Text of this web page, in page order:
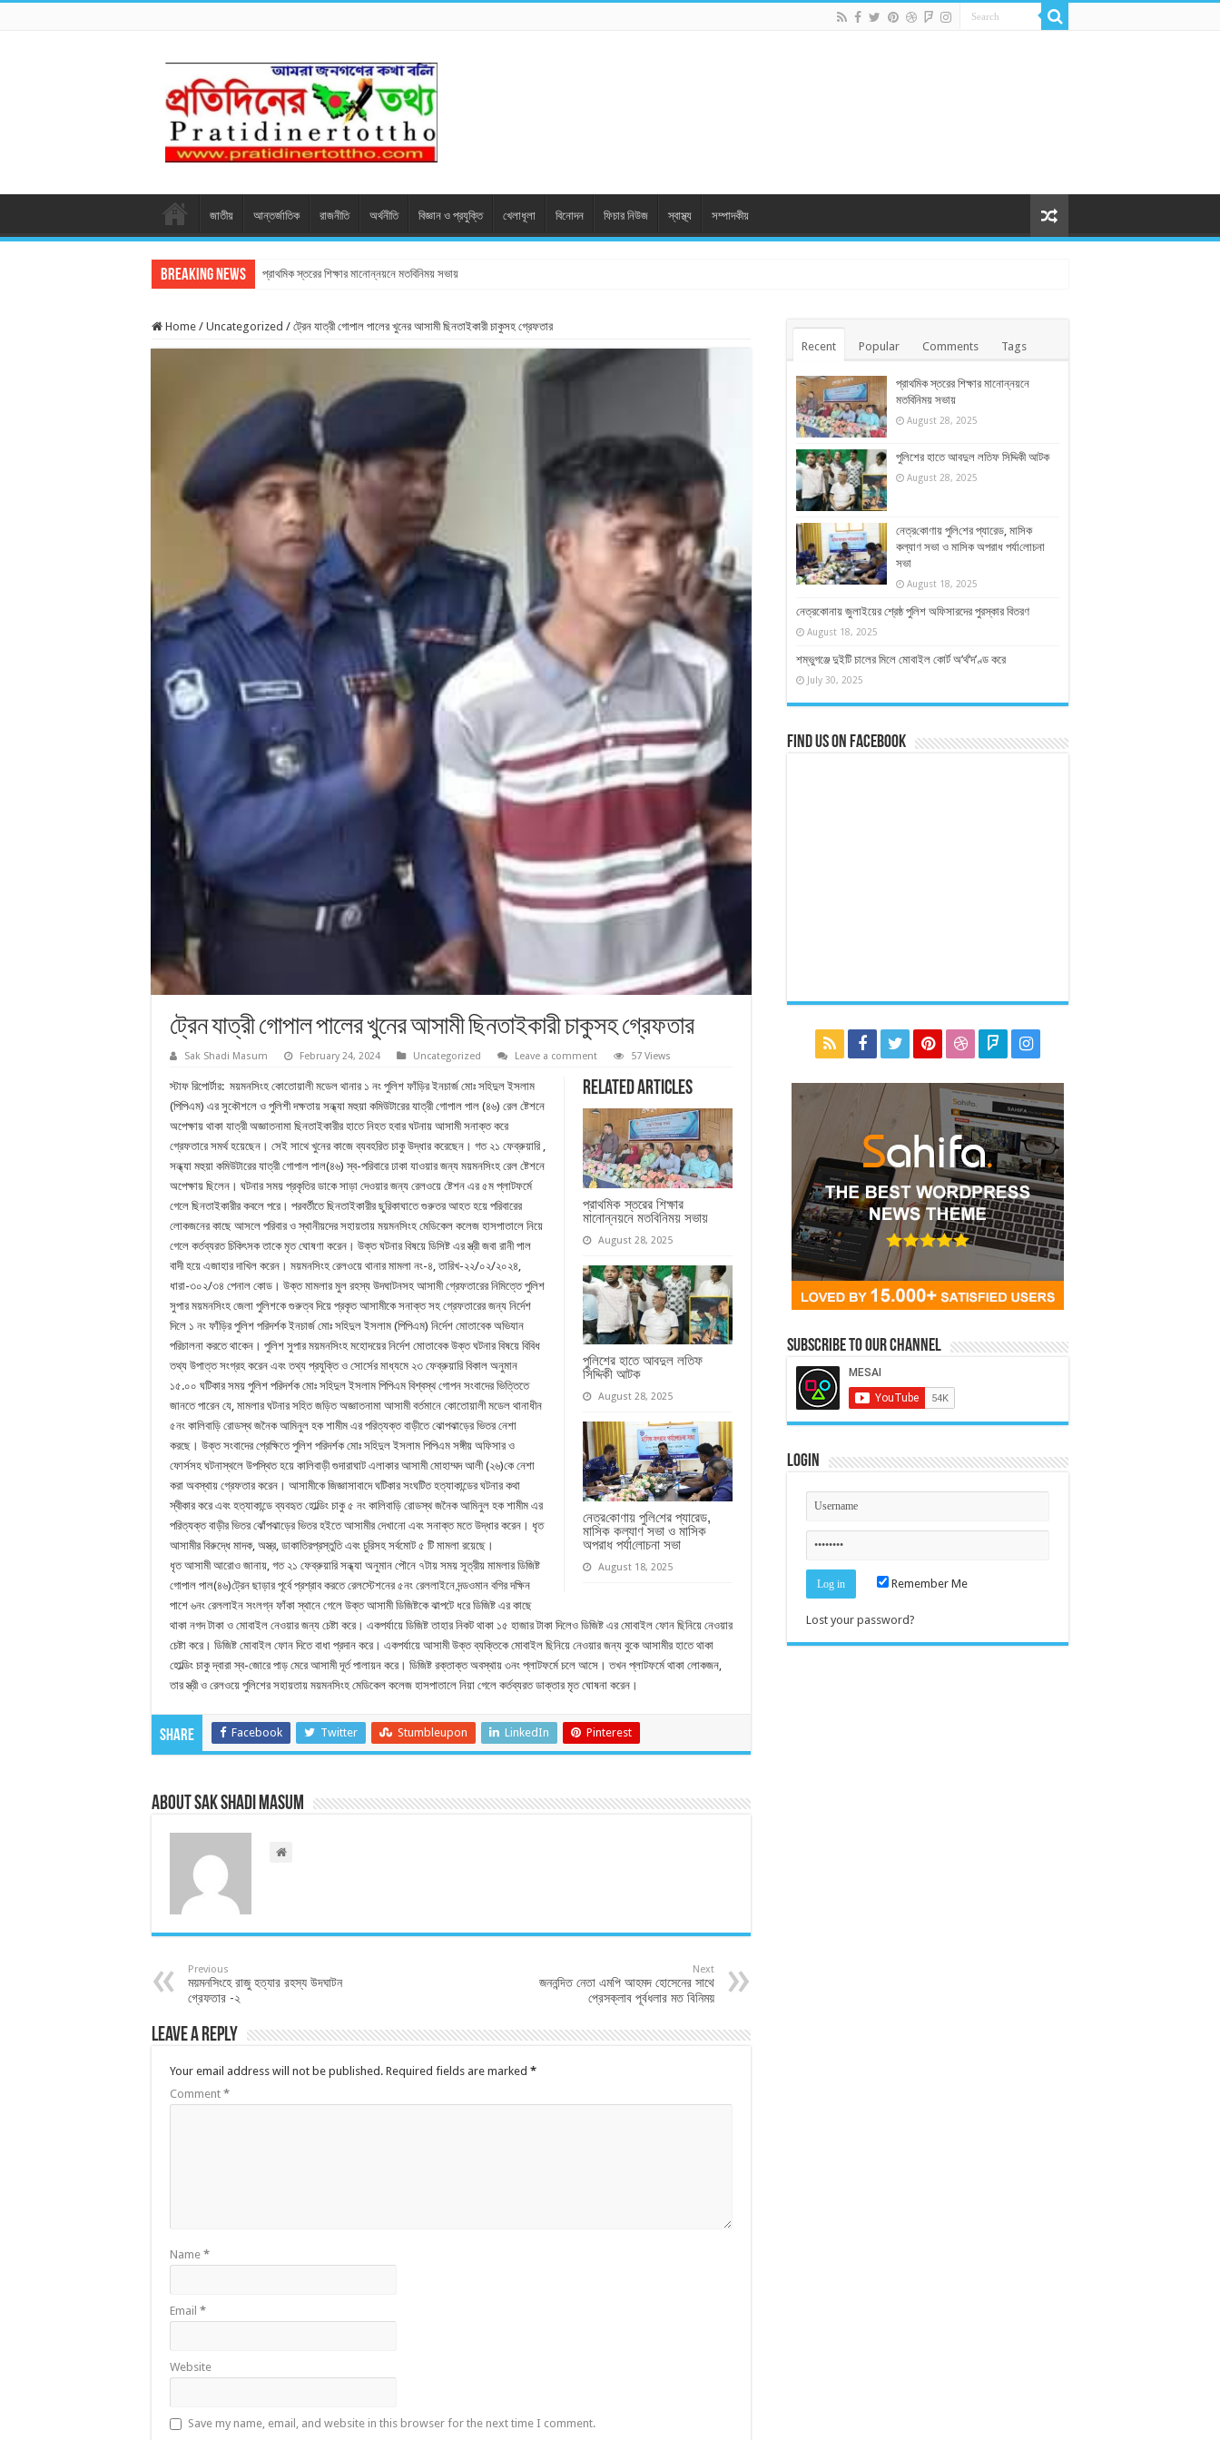
জাতীয় আন্তর্জাতিক রাজনীতি অর্থনীতি বিজ্ঞান ও প্রযুক্তি খেলাধূলা বিনোদন ফিচার নিউজ স্বাস্থ্য সম্পাদকীয়
Breaking News প্রাথমিক স্তরের শিক্ষার মানোন্নয়নে মতবিনিময় সভায়
Home / Uncategorized / ট্রেন যাত্রী গোপাল পালের খুনের আসামী ছিনতাইকারী চাকুসহ গ্রেফতার
ট্রেন যাত্রী গোপাল পালের খুনের আসামী ছিনতাইকারী চাকুসহ গ্রেফতার
Sak Shadi Masum February 24, 2024 Uncategorized Leave a comment 57 Views
Related Articles
প্রাথমিক স্তরের শিক্ষার
মানোন্নয়নে মতবিনিময় সভায়
August 28, 2025
পুলিশের হাতে আবদুল লতিফ
সিদ্দিকী আটক
August 28, 2025
নেত্র‌কোণায় পু‌লি‌শের প্যারেড,
মাসিক কল্যাণ সভা ও মাসিক
অপরাধ পর্যা‌লোচনা সভা
August 18, 2025
স্টাফ রিপোর্টার: ময়মনসিংহ কোতোয়ালী মডেল থানার ১ নং পুলিশ ফাঁড়ির ইনচার্জ মোঃ সহিদুল ইসলাম
(পিপিএম) এর সুকৌশলে ও পুলিশী দক্ষতায় সন্ধ্যা মহুয়া কমিউটারের যাত্রী গোপাল পাল (৪৬) রেল ষ্টেশনে
অপেক্ষায় থাকা যাত্রী অজ্ঞাতনামা ছিনতাইকারীর হাতে নিহত হবার ঘটনায় আসামী সনাক্ত করে
গ্রেফতারে সমর্থ হয়েছেন। সেই সাথে খুনের কাজে ব্যবহরিত চাকু উদ্ধার করেছেন। গত ২১ ফেব্রুয়ারি ,
সন্ধ্যা মহুয়া কমিউটারের যাত্রী গোপাল পাল(৪৬) স্ব-পরিবারে ঢাকা যাওয়ার জন্য ময়মনসিংহ রেল ষ্টেশনে
অপেক্ষায় ছিলেন। ঘটনার সময় প্রকৃতির ডাকে সাড়া দেওয়ার জন্য রেলওয়ে ষ্টেশন এর ৫ম প্লাটফর্মে
গেলে ছিনতাইকারীর কবলে পরে। পরবর্তীতে ছিনতাইকারীর ছুরিকাঘাতে গুরুতর আহত হয়ে পরিবারের
লোকজনের কাছে আসলে পরিবার ও স্থানীয়দের সহায়তায় ময়মনসিংহ মেডিকেল কলেজ হাসপাতালে নিয়ে
গেলে কর্তব্যরত চিকিৎসক তাকে মৃত ঘোষণা করেন। উক্ত ঘটনার বিষয়ে ডিসিষ্ট এর স্ত্রী জবা রানী পাল
বাদী হয়ে এজাহার দাখিল করেন। ময়মনসিংহ রেলওয়ে থানার মামলা নং-৪, তারিখ-২২/০২/২০২৪,
ধারা-৩০২/৩৪ পেনাল কোড। উক্ত মামলার মুল রহস্য উদঘাটনসহ আসামী গ্রেফতারের নিমিত্তে পুলিশ
সুপার ময়মনসিংহ জেলা পুলিশকে গুরুত্ব দিয়ে প্রকৃত আসামীকে সনাক্ত সহ গ্রেফতারের জন্য নির্দেশ
দিলে ১ নং ফাঁড়ির পুলিশ পরিদর্শক ইনচার্জ মোঃ সহিদুল ইসলাম (পিপিএম) নির্দেশ মোতাবেক অভিযান
পরিচালনা করতে থাকেন। পুলিশ সুপার ময়মনসিংহ মহোদয়ের নির্দেশ মোতাবেক উক্ত ঘটনার বিষয়ে বিবিধ
তথ্য উপাত্ত সংগ্রহ করেন এবং তথ্য প্রযুক্তি ও সোর্সের মাধ্যমে ২৩ ফেব্রুয়ারি বিকাল অনুমান
১৫.০০ ঘটিকার সময় পুলিশ পরিদর্শক মোঃ সহিদুল ইসলাম পিপিএম বিশ্বস্থ গোপন সংবাদের ভিত্তিতে
জানতে পারেন যে, মামলার ঘটনার সহিত জড়িত অজ্ঞাতনামা আসামী বর্তমানে কোতোয়ালী মডেল থানাধীন
৫নং কালিবাড়ি রোডস্থ জনৈক আমিনুল হক শামীম এর পরিত্যক্ত বাড়ীতে ঝোপঝাড়ের ভিতর নেশা
করছে। উক্ত সংবাদের প্রেক্ষিতে পুলিশ পরিদর্শক মোঃ সহিদুল ইসলাম পিপিএম সঙ্গীয় অফিসার ও
ফোর্সসহ ঘটনাস্থলে উপস্থিত হয়ে কালিবাড়ী গুদারাঘাট এলাকার আসামী মোহাম্মদ আলী (২৬)কে নেশা
করা অবস্থায় গ্রেফতার করেন। আসামীকে জিজ্ঞাসাবাদে ঘটিকার সংঘটিত হত্যাকান্ডের ঘটনার কথা
স্বীকার করে এবং হত্যাকান্ডে ব্যবহৃত হোল্ডিং চাকু ৫ নং কালিবাড়ি রোডস্থ জনৈক আমিনুল হক শামীম এর
পরিত্যক্ত বাড়ীর ভিতর ঝোঁপঝাড়ের ভিতর হইতে আসামীর দেখানো এবং সনাক্ত মতে উদ্ধার করেন। ধৃত
আসামীর বিরুদ্ধে মাদক, অস্ত্র, ডাকাতিরপ্রস্তুতি এবং চুরিসহ সর্বমোট ৫ টি মামলা রয়েছে।
ধৃত আসামী আরোও জানায়, গত ২১ ফেব্রুয়ারি সন্ধ্যা অনুমান পৌনে ৭টায় সময় সূত্রীয় মামলার ডিজিষ্ট
গোপাল পাল(৪৬)ট্রেন ছাড়ার পূর্বে প্রশ্রাব করতে রেলস্টেশনের ৫নং রেললাইনে দন্ডওমান বগির দক্ষিন
পাশে ৬নং রেললাইন সংলগ্ন ফাঁকা স্থানে গেলে উক্ত আসামী ডিজিষ্টকে ঝাপটে ধরে ডিজিষ্ট এর কাছে
থাকা নগদ টাকা ও মোবাইল নেওয়ার জন্য চেষ্টা করে। একপর্যায়ে ডিজিষ্ট তাহার নিকট থাকা ১৫ হাজার টাকা দিলেও ডিজিষ্ট এর মোবাইল ফোন ছিনিয়ে নেওয়ার
চেষ্টা করে। ডিজিষ্ট মোবাইল ফোন দিতে বাধা প্রদান করে। একপর্যায়ে আসামী উক্ত ব্যক্তিকে মোবাইল ছিনিয়ে নেওয়ার জন্য বুকে আসামীর হাতে থাকা
হোল্ডিং চাকু দ্বারা স্ব-জোরে পাড় মেরে আসামী দূর্ত পালায়ন করে। ডিজিষ্ট রক্তাক্ত অবস্থায় ৩নং প্লাটফর্মে চলে আসে। তখন প্লাটফর্মে থাকা লোকজন,
তার স্ত্রী ও রেলওয়ে পুলিশের সহায়তায় ময়মনসিংহ মেডিকেল কলেজ হাসপাতালে নিয়া গেলে কর্তব্যরত ডাক্তার মৃত ঘোষনা করেন।
Share Facebook Twitter Stumbleupon LinkedIn Pinterest
About Sak Shadi Masum
Previous
ময়মনসিংহে রাজু হত্যার রহস্য উদঘাটন
গ্রেফতার -২
Next
জননন্দিত নেতা এমপি আহমদ হোসেনের সাথে
প্রেসক্লাব পূর্বধলার মত বিনিময়
Leave a Reply
Your email address will not be published. Required fields are marked *
Comment *
Name *
Email *
Website
Save my name, email, and website in this browser for the next time I comment.
Recent Popular Comments Tags
প্রাথমিক স্তরের শিক্ষার মানোন্নয়নে
মতবিনিময় সভায়
August 28, 2025
পুলিশের হাতে আবদুল লতিফ সিদ্দিকী আটক
August 28, 2025
নেত্র‌কোণায় পু‌লি‌শের প্যারেড, মাসিক
কল্যাণ সভা ও মাসিক অপরাধ পর্যা‌লোচনা
সভা
August 18, 2025
নেত্রকোনায় জুলাইয়ের শ্রেষ্ঠ পুলিশ অফিসারদের পুরস্কার বিতরণ
August 18, 2025
শম্ভুগঞ্জে দুইটি চালের মিলে মোবাইল কোর্ট অ’র্থ’দ’ণ্ড করে
July 30, 2025
Find us on Facebook
Subscribe to our Channel
Login
Remember Me
Lost your password?